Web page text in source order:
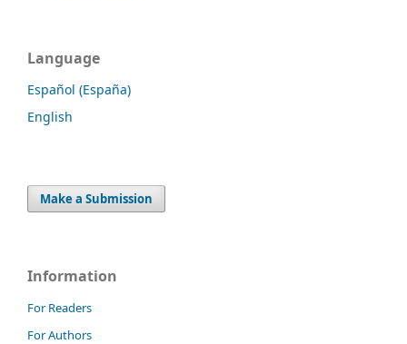
Language
Español (España)
English
Make a Submission
Information
For Readers
For Authors